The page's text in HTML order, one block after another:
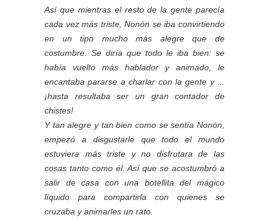
Así que mientras el resto de la gente parecía
cada vez más triste, Nonón se iba convirtiendo
en un tipo mucho más alegre que de
costumbre. Se diría que todo le iba bien: se
había vuelto más hablador y animado, le
encantaba pararse a charlar con la gente y ...
¡hasta resultaba ser un gran contador de
chistes!
Y tan alegre y tan bien como se sentía Nonón,
empezó a disgustarle que todo el mundo
estuviera más triste y no disfrutara de las
cosas tanto como él. Así que se acostumbró a
salir de casa con una botellita del mágico
líquido para compartirla con quienes se
cruzaba y animarles un rato.